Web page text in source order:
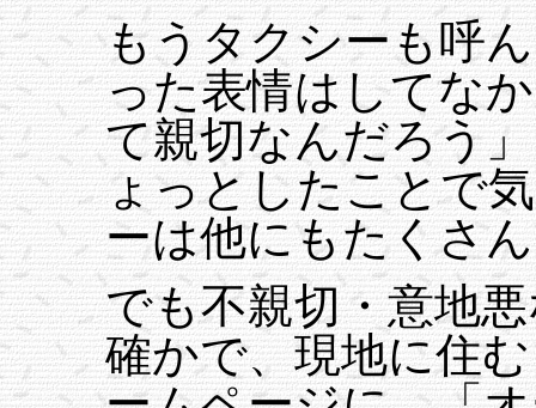
もうタクシーも呼
った表情はしてな
て親切なんだろう
ょっとしたことで
ーは他にもたくさ
でも不親切・意地
確かで、現地に住